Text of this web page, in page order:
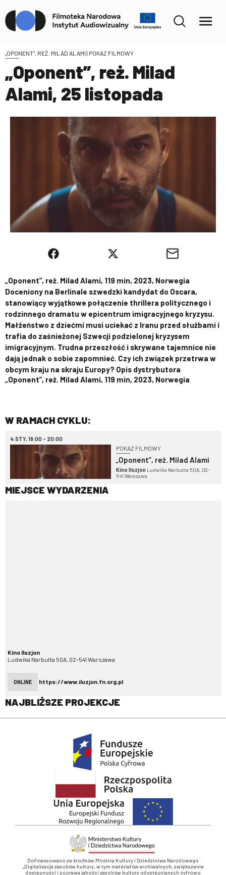
„OPONENT”, REŻ. MILAD ALAMI | POKAZ FILMOWY
„Oponent”, reż. Milad
Alami, 25 listopada
„Oponent”, reż. Milad Alami, 119 min, 2023, Norwegia
Doceniony na Berlinale szwedzki kandydat do Oscara,
stanowiący wyjątkowe połączenie thrillera politycznego i
rodzinnego dramatu w epicentrum imigracyjnego kryzysu.
Małżeństwo z dziećmi musi uciekać z Iranu przed służbami i
trafia do zaśnieżonej Szwecji podzielonej kryzysem
imigracyjnym. Trudna przeszłość i skrywane tajemnice nie
dają jednak o sobie zapomnieć. Czy ich związek przetrwa w
obcym kraju na skraju Europy? Opis dystrybutora
„Oponent”, reż. Milad Alami, 119 min, 2023, Norwegia
W RAMACH CYKLU:
4 STY, 18:00 - 20:00
POKAZ FILMOWY
„Oponent”, reż. Milad Alami
Kino Iluzjon Ludwika Narbutta 50A, 02-
541 Warszawa
MIEJSCE WYDARZENIA
Kino Iluzjon
Ludwika Narbutta 50A, 02-541 Warszawa
ONLINE https://www.iluzjon.fn.org.pl
NAJBLIŻSZE PROJEKCJE
Dofinansowano ze środków Ministra Kultury i Dziedzictwa Narodowego
„Digitalizacja zasobów kultury, w tym materiałów archiwalnych, zwiększenie
dostępności i poprawa jakości zasobów kultury udostępnianych cyfrowo